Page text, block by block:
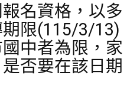
名資格，以多
限(115/3/13)
中者為限，家
否要在該日期